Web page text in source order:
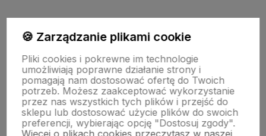
Płatności i dostawa
Informacje
🍪 Zarządzanie plikami cookie
Pliki cookies i pokrewne im technologie
umożliwiają poprawne działanie strony i
pomagają nam dostosować ofertę do Twoich
potrzeb. Możesz zaakceptować wykorzystanie
przez nas wszystkich tych plików i przejść do
sklepu lub dostosować użycie plików do swoich
preferencji, wybierając opcję "Dostosuj zgody".
Więcej o plikach cookies przeczytasz w naszej